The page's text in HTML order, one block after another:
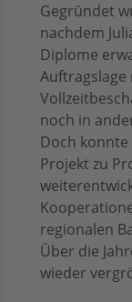
Gegründet
nachdem
Diplome
Auftragslage
noch in
Doch
Projekt zu
regionalen
Über die
wieder